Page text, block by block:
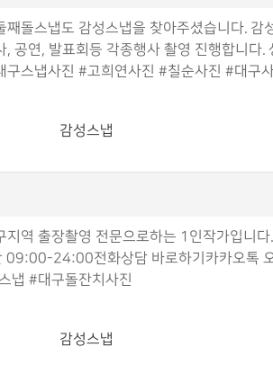
돌스냅도 감성스냅을 찾아주셨습니다.
, 공연, 발표회등 각종행사 촬영 진행합니
스냅사진 #고희연사진 #칠순사진 #대구
감성스냅
역 출장촬영 전문으로하는 1인작가입니
09:00-24:00전화상담 바로하기카카오톡
냅 #대구돌잔치사진
감성스냅